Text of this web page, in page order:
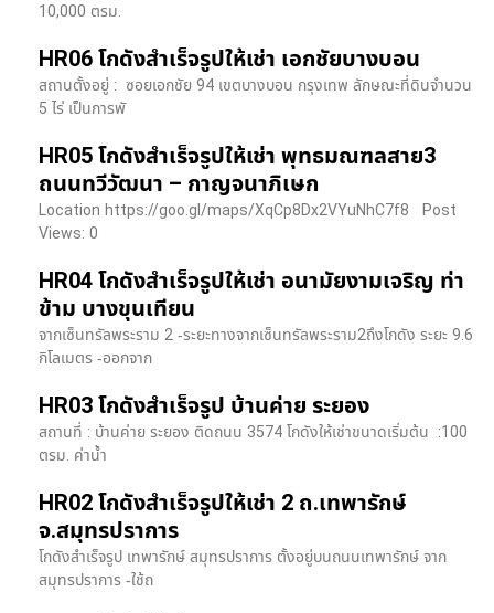
10,000 ตรม.
HR06 โกดังสำเร็จรูปให้เช่า เอกชัยบางบอน
สถานตั้งอยู่ : ซอยเอกชัย 94 เขตบางบอน กรุงเทพ ลักษณะที่ดินจำนวน
5 ไร่ เป็นการพั
HR05 โกดังสำเร็จรูปให้เช่า พุทธมณฑลสาย3
ถนนทวีวัฒนา – กาญจนาภิเษก
Location https://goo.gl/maps/XqCp8Dx2VYuNhC7f8 Post
Views: 0
HR04 โกดังสำเร็จรูปให้เช่า อนามัยงามเจริญ ท่า
ข้าม บางขุนเทียน
จากเซ็นทรัลพระราม 2 -ระยะทางจากเซ็นทรัลพระราม2ถึงโกดัง ระยะ 9.6
กิโลเมตร -ออกจาก
HR03 โกดังสำเร็จรูป บ้านค่าย ระยอง
สถานที่ : บ้านค่าย ระยอง ติดถนน 3574 โกดังให้เช่าขนาดเริ่มต้น :100
ตรม. ค่าน้ำ
HR02 โกดังสำเร็จรูปให้เช่า 2 ถ.เทพารักษ์
จ.สมุทรปราการ
โกดังสำเร็จรูป เทพารักษ์ สมุทรปราการ ตั้งอยู่บนถนนเทพารักษ์ จาก
สมุทรปราการ -ใช้ถ